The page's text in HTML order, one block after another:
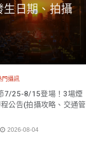
生日期、拍攝
門攝訊
7/25-8/15登場！3場煙
公告(拍攝攻略、交通管
2026-08-04